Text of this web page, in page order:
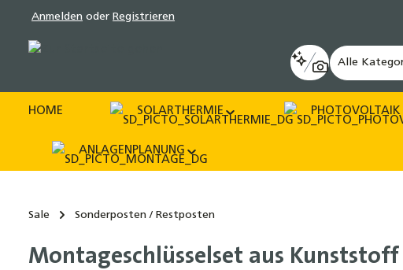
Zur Hauptnavigation springen
Anmelden oder Registrieren
Alle
HOME SOLARTHERMIE PHOTOVOLTAIK
ANLAGENPLANUNG
Sale Sonderposten / Restposten
Montageschlüsselset aus